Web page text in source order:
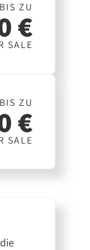
BIS ZU
€
SALE
BIS ZU
€
SALE